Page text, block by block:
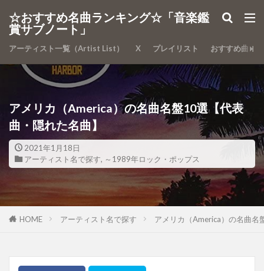
☆おすすめ名曲ランキング☆「音楽鑑
賞サブノート」
アーティスト一覧（Artist List） X プレイリスト おすすめ曲
アメリカ（America）の名曲名盤10選【代表
曲・隠れた名曲】
2021年1月18日
アーティスト名で探す, ～1989年ロック・ポップス
HOME アーティスト名で探す アメリカ（America）の名曲名
検索